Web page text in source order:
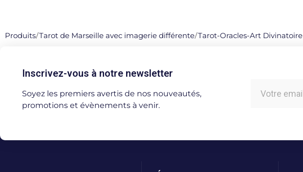
Produits/Tarot de Marseille avec imagerie différente/Tarot-Oracles-Art Divinatoire
Inscrivez-vous à notre newsletter
Soyez les premiers avertis de nos nouveautés,
promotions et évènements à venir.